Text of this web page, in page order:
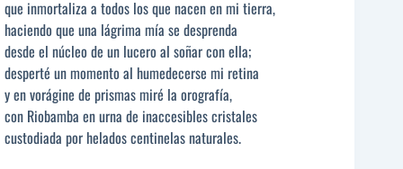
que inmortaliza a todos los que nacen en mi tierra,
haciendo que una lágrima mía se desprenda
desde el núcleo de un lucero al soñar con ella;
desperté un momento al humedecerse mi retina
y en vorágine de prismas miré la orografía,
con Riobamba en urna de inaccesibles cristales
custodiada por helados centinelas naturales.